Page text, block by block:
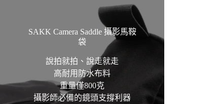
SAKK Camera Saddle 攝影馬鞍
袋
說拍就拍、說走就走
高耐用防水布料
重量僅800克
攝影師必備的鏡頭支撐利器